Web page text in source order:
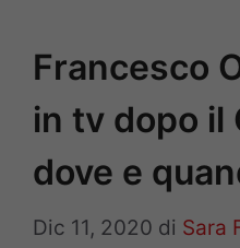
Francesco
in tv dopo il
dove e
Dic 11, 2020 di Sara